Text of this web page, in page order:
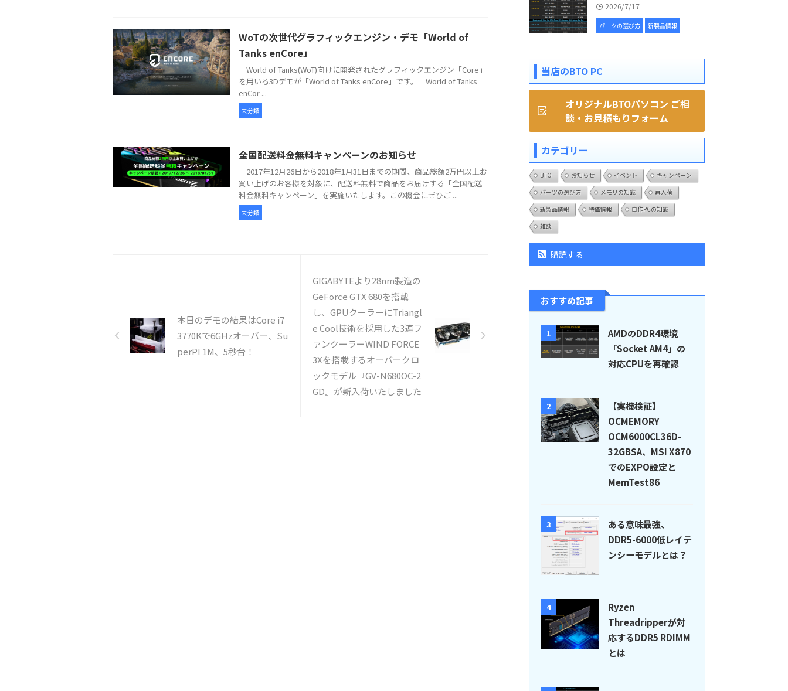
WoTの次世代グラフィックエンジン・デモ「World of
Tanks enCore」
World of Tanks(WoT)向けに開発されたグラフィックエンジン「Core」
を用いる3Dデモが「World of Tanks enCore」です。 World of Tanks
enCor ...
未分類
全国配送料金無料キャンペーンのお知らせ
2017年12月26日から2018年1月31日までの期間、商品総額2万円以上お
買い上げのお客様を対象に、配送料無料で商品をお届けする「全国配送
料金無料キャンペーン」を実施いたします。この機会にぜひご ...
未分類
本日のデモの結果はCore i7
3770Kで6GHzオーバー、Su
perPI 1M、5秒台！
GIGABYTEより28nm製造の
GeForce GTX 680を搭載
し、GPUクーラーにTriangl
e Cool技術を採用した3連フ
ァンクーラーWIND FORCE
3Xを搭載するオーバークロ
ックモデル『GV-N680OC-2
GD』が新入荷いたしました
2026/7/17
パーツの選び方 新製品情報
当店のBTO PC
オリジナルBTOパソコン ご相
談・お見積もりフォーム
カテゴリー
BTO お知らせ イベント
キャンペーン
パーツの選び方
メモリの知識
再入荷
新製品情報
特価情報
自作PCの知識
雑談
購読する
おすすめ記事
1
AMDのDDR4環境
「Socket AM4」の
対応CPUを再確認
2
【実機検証】
OCMEMORY
OCM6000CL36D-
32GBSA、MSI X870
でのEXPO設定と
MemTest86
3
ある意味最強、
DDR5-6000低レイテ
ンシーモデルとは？
4
Ryzen
Threadripperが対
応するDDR5 RDIMM
とは